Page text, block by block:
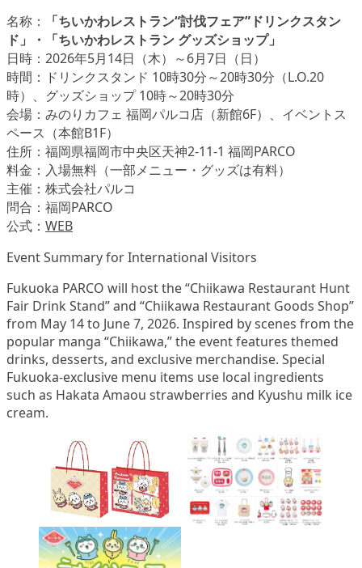
名称：
「ちいかわレストラン“討伐フェア”ドリンクスタン
ド」・「ちいかわレストラン グッズショップ」
日時：2026年5月14日（木）～6月7日（日）
時間：ドリンクスタンド 10時30分～20時30分（L.O.20
時）、グッズショップ 10時～20時30分
会場：みのりカフェ 福岡パルコ店（新館6F）、イベントス
ペース（本館B1F）
住所：福岡県福岡市中央区天神2-11-1 福岡PARCO
料金：入場無料（一部メニュー・グッズは有料）
主催：株式会社パルコ
問合：福岡PARCO
公式： WEB
Event Summary for International Visitors
Fukuoka PARCO will host the “Chiikawa Restaurant Hunt
Fair Drink Stand” and “Chiikawa Restaurant Goods Shop”
from May 14 to June 7, 2026. Inspired by scenes from the
popular manga “Chiikawa,” the event features themed
drinks, desserts, and exclusive merchandise. Special
Fukuoka-exclusive menu items use local ingredients
such as Hakata Amaou strawberries and Kyushu milk ice
cream.